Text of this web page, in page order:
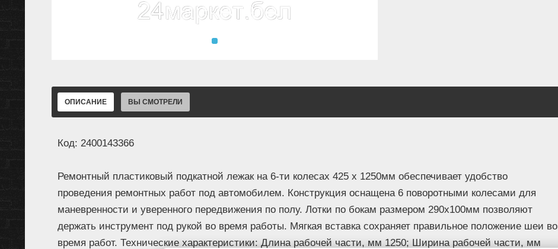
ОПИСАНИЕ ВЫ СМОТРЕЛИ
Код: 2400143366
Ремонтный пластиковый подкатной лежак на 6-ти колесах 425 х 1250мм обеспечивает удобство
проведения ремонтных работ под автомобилем. Конструкция оснащена 6 поворотными колесами для
маневренности и уверенного передвижения по полу. Лотки по бокам размером 290х100мм позволяют
держать инструмент под рукой во время работы. Мягкая вставка сохраняет правильное положение шеи во
время работ. Технические характеристики: Длина рабочей части, мм 1250; Ширина рабочей части, мм